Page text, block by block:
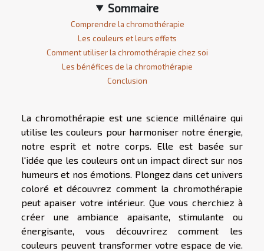
Sommaire
Comprendre la chromothérapie
Les couleurs et leurs effets
Comment utiliser la chromothérapie chez soi
Les bénéfices de la chromothérapie
Conclusion
La chromothérapie est une science millénaire qui
utilise les couleurs pour harmoniser notre énergie,
notre esprit et notre corps. Elle est basée sur
l'idée que les couleurs ont un impact direct sur nos
humeurs et nos émotions. Plongez dans cet univers
coloré et découvrez comment la chromothérapie
peut apaiser votre intérieur. Que vous cherchiez à
créer une ambiance apaisante, stimulante ou
énergisante, vous découvrirez comment les
couleurs peuvent transformer votre espace de vie.